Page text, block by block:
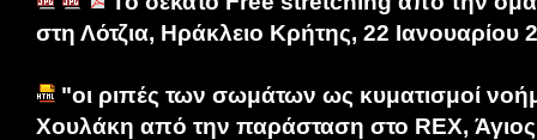
στη Λότζια, Ηράκλειο Κρήτης, 22 Ιανουαρίου
"oι ριπές των σωμάτων ως κυματισμοί
Χουλάκη από την παράσταση στο REX,